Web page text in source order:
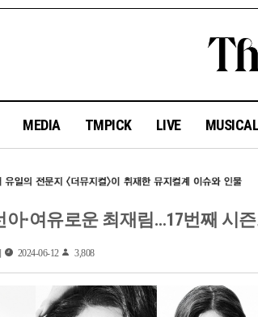
MEDIA TMPICK LIVE MUSICAL
∙여유로운 최재림…17번째 시
2024-06-12 3,808